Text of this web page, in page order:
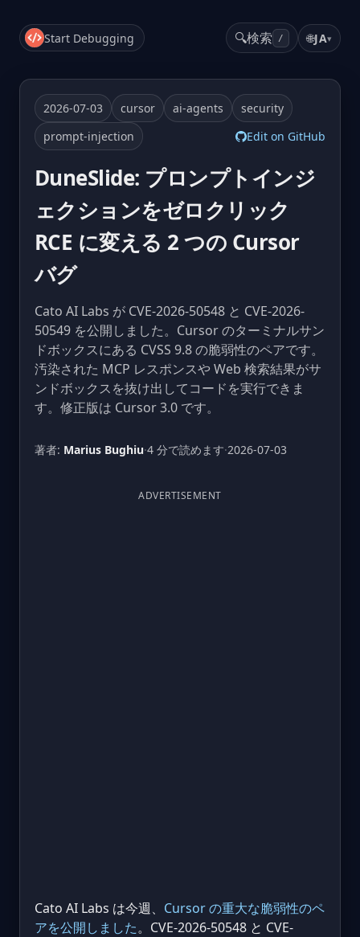
Start Debugging 🔍検索 / 🌐JA▾
2026-07-03 cursor ai-agents
security
prompt-injection
Edit on GitHub
DuneSlide: プロンプトインジ
ェクションをゼロクリック
RCE に変える 2 つの Cursor
バグ
Cato AI Labs が CVE-2026-50548 と CVE-2026-
50549 を公開しました。Cursor のターミナルサン
ドボックスにある CVSS 9.8 の脆弱性のペアです。
汚染された MCP レスポンスや Web 検索結果がサ
ンドボックスを抜け出してコードを実行できま
す。修正版は Cursor 3.0 です。
著者: Marius Bughiu·4 分で読めます·2026-07-03
ADVERTISEMENT
Cato AI Labs は今週、 Cursor の重大な脆弱性のペ
アを公開しました。CVE-2026-50548 と CVE-